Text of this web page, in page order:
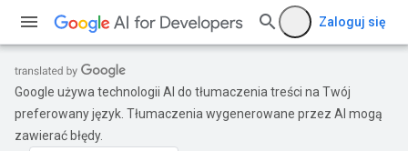
Zaloguj się
Google używa technologii AI do tłumaczenia treści na Twój
preferowany język. Tłumaczenia wygenerowane przez AI mogą
zawierać błędy.